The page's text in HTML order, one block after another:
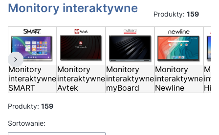
Monitory interaktywne Produkty: 159
Monitory
interaktywne
SMART
Monitory
interaktywne
Avtek
Monitory
interaktywne
myBoard
Monitory
interaktywne
Newline
Produkty: 159
Lista produktów
Sortowanie: